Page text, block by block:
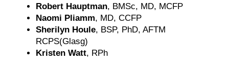
Robert Hauptman, BMSc, MD, MCFP
Naomi Pliamm, MD, CCFP
Sherilyn Houle, BSP, PhD, AFTM
RCPS(Glasg)
Kristen Watt, RPh